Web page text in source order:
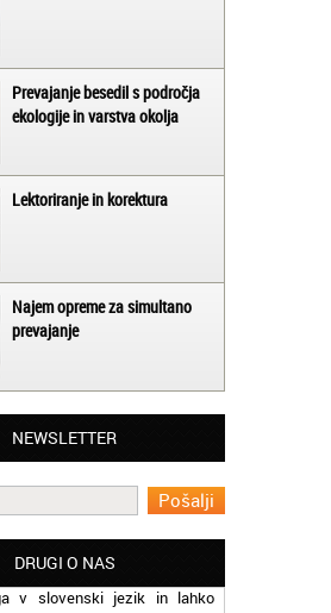
Prevajanje besedil s področja
ekologije in varstva okolja
Lektoriranje in korektura
Najem opreme za simultano
prevajanje
NEWSLETTER
DRUGI O NAS
vse zaposlene v Akademiji
so resnično profesionalni in
storitve opravljajo hitro in
v slovenski jezik in lahko
sem pozitivno presenečena